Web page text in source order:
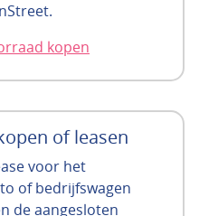
kopen
of leasen
voor het
of bedrijfswagen
de aangesloten